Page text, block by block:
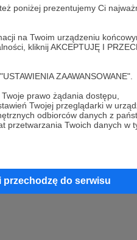
poniżej prezentujemy Ci
na Twoim urządzeniu
kliknij AKCEPTUJĘ I
ZAAWANSOWANE".
prawo żądania dostępu,
Twojej przeglądarki w
odbiorców danych z
przetwarzania Twoich danych w
przechodzę do serwisu
FAQ
Kontakt z